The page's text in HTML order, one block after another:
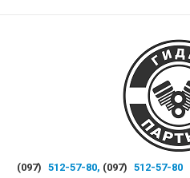
(097) 512-57-80, (097) 512-57-80